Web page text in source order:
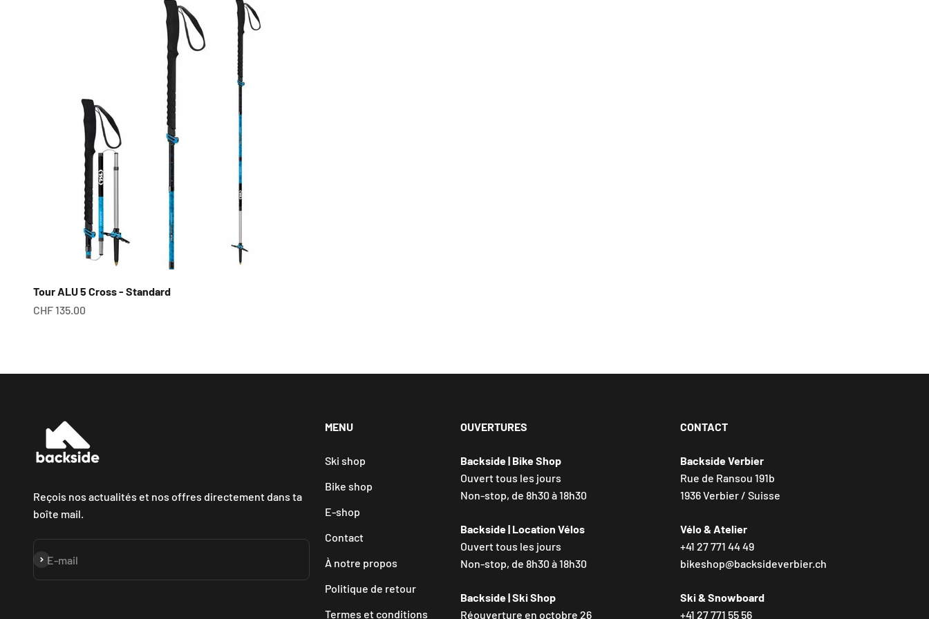
Tour ALU 5 Cross - Standard
Prix de vente
CHF 135.00
Reçois nos actualités et nos offres directement dans ta
boîte mail.
E-mail
S'inscrire
MENU
Ski shop
Bike shop
E-shop
Contact
À notre propos
Politique de retour
Termes et conditions
OUVERTURES
Backside | Bike Shop
Ouvert tous les jours
Non-stop, de 8h30 à 18h30
Backside | Location Vélos
Ouvert tous les jours
Non-stop, de 8h30 à 18h30
Backside | Ski Shop
Réouverture en octobre 26
CONTACT
Backside Verbier
Rue de Ransou 191b
1936 Verbier / Suisse
Vélo & Atelier
+41 27 771 44 49
bikeshop@backsideverbier.ch
Ski & Snowboard
+41 27 771 55 56